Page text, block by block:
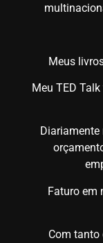
Meus
Meu TED
Faturo em
Com tanto